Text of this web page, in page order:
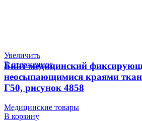
Увеличить
В отложенное
Бинт медицинский
неосыпающимися краями
Г50, рисунок 4858
Медицинские товары
В корзину